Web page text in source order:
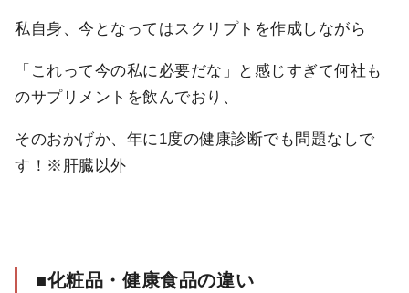
私自身、今となってはスクリプトを作成しながら
「これって今の私に必要だな」と感じすぎて何社も
のサプリメントを飲んでおり、
そのおかげか、年に1度の健康診断でも問題なしで
す！※肝臓以外
■化粧品・健康食品の違い